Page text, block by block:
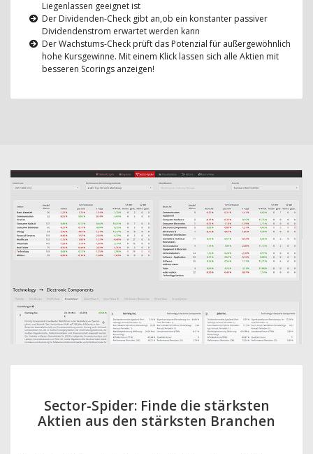
Liegenlassen geeignet ist
Der Dividenden-Check gibt an,ob ein konstanter passiver
Dividendenstrom erwartet werden kann
Der Wachstums-Check prüft das Potenzial für außergewöhnlich
hohe Kursgewinne. Mit einem Klick lassen sich alle Aktien mit
besseren Scorings anzeigen!
Sector-Spider: Finde die stärksten
Aktien aus den stärksten Branchen